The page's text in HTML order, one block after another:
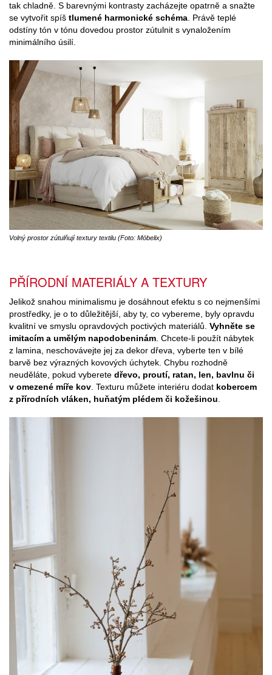
tak chladně. S barevnými kontrasty zacházejte opatrně a snažte
se vytvořit spíš tlumené harmonické schéma . Právě teplé
odstíny tón v tónu dovedou prostor zútulnit s vynaložením
minimálního úsilí.
Volný prostor zútulňují textury textilu (Foto: Möbelix)
PŘÍRODNÍ MATERIÁLY A TEXTURY
Jelikož snahou minimalismu je dosáhnout efektu s co nejmenšími
prostředky, je o to důležitější, aby ty, co vybereme, byly opravdu
kvalitní ve smyslu opravdových poctivých materiálů. Vyhněte se
imitacím a umělým napodobeninám . Chcete-li použít nábytek
z lamina, neschovávejte jej za dekor dřeva, vyberte ten v bílé
barvě bez výrazných kovových úchytek. Chybu rozhodně
neuděláte, pokud vyberete dřevo, proutí, ratan, len, bavlnu či
v omezené míře kov . Texturu můžete interiéru dodat kobercem
z přírodních vláken, huňatým plédem či kožešinou